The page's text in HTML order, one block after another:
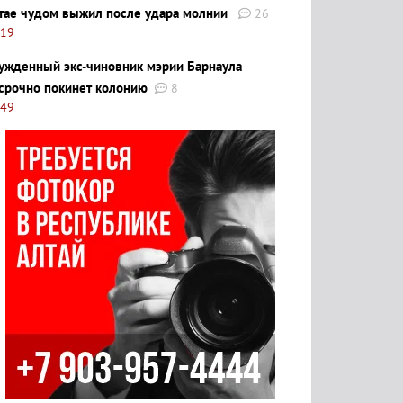
чудом выжил после удара молнии
26
экс-чиновник мэрии Барнаула
покинет колонию
8